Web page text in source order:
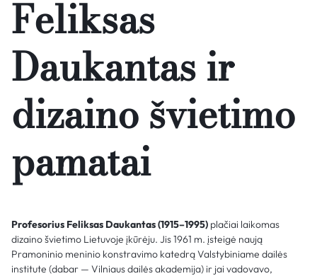
Feliksas
Daukantas ir
dizaino švietimo
pamatai
Profesorius Feliksas Daukantas (1915–1995) plačiai laikomas
dizaino švietimo Lietuvoje įkūrėju. Jis 1961 m. įsteigė naują
Pramoninio meninio konstravimo katedrą Valstybiniame dailės
institute (dabar — Vilniaus dailės akademija) ir jai vadovavo,